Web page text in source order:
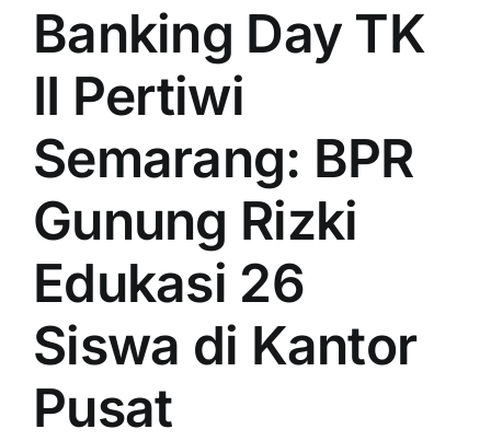
Banking Day TK
II Pertiwi
Semarang: BPR
Gunung Rizki
Edukasi 26
Siswa di Kantor
Pusat